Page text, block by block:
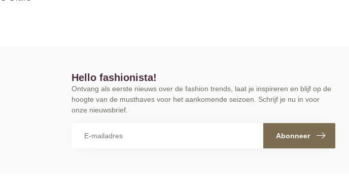
Hello fashionista!
Ontvang als eerste nieuws over de fashion trends, laat je inspireren en blijf op de
hoogte van de musthaves voor het aankomende seizoen. Schrijf je nu in voor
onze nieuwsbrief.
Abonneer